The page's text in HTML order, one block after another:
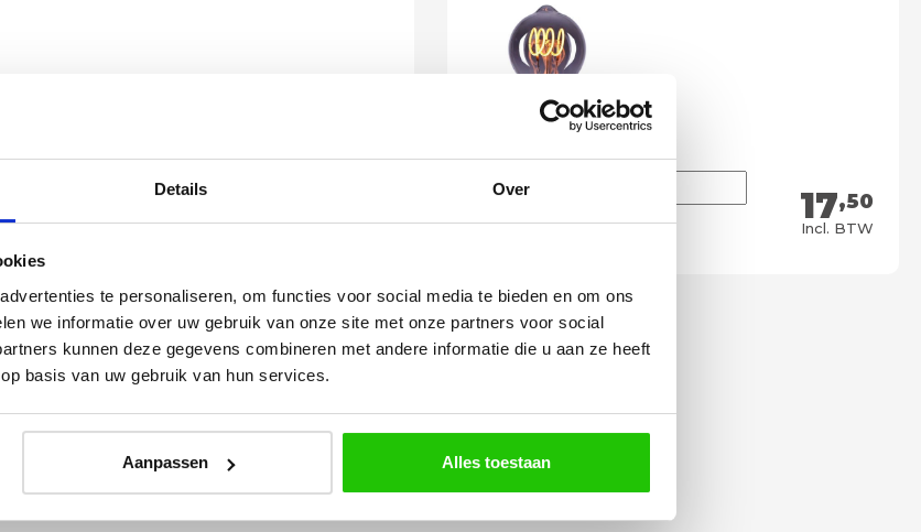
Details Over
te personaliseren, om functies voor social media te bieden en om ons
we informatie over uw gebruik van onze site met onze partners voor social
kunnen deze gegevens combineren met andere informatie die u aan ze heeft
basis van uw gebruik van hun services.
Aanpassen Alles toestaan
het is
Wij hadden 2 lampen besteld
met totaal 11 mondgeblazen
kappen. Dit was zeer goed
verpakt geleverd. Wij bevelen dit
bedrijf zeker aan!
17,50
Incl. BTW
Meebestellen